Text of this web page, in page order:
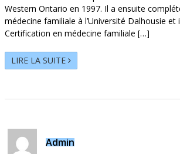
Western Ontario en 1997. Il a ensuite
médecine familiale à l’Université Dalhousie et
Certification en médecine familiale […]
LIRE LA SUITE
Admin